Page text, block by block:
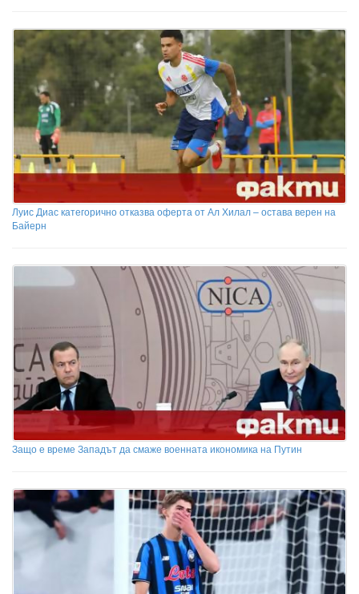
Луис Диас категорично отказва оферта от Ал Хилал – остава верен на
Байерн
Защо е време Западът да смаже военната икономика на Путин